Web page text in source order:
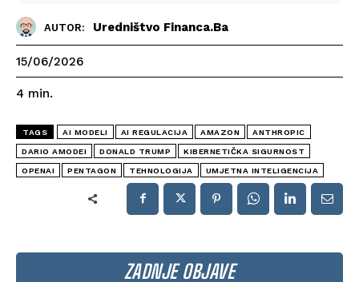
ZADNJE OBJAVE
AUTOR: Uredništvo Financa.ba
15/06/2026
4 min.
TAGS AI MODELI AI REGULACIJA AMAZON ANTHROPIC
DARIO AMODEI DONALD TRUMP KIBERNETIČKA SIGURNOST
OPENAI PENTAGON TEHNOLOGIJA UMJETNA INTELIGENCIJA